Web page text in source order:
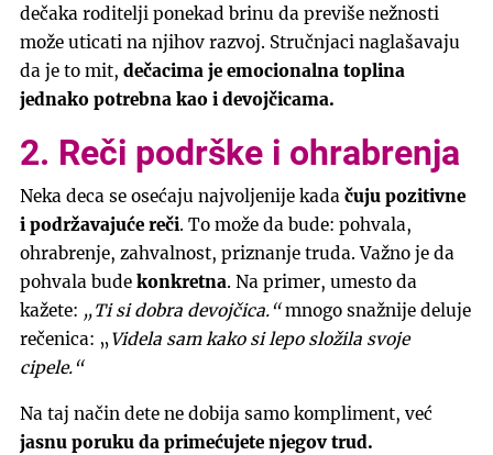
dečaka roditelji ponekad brinu da previše nežnosti
može uticati na njihov razvoj. Stručnjaci naglašavaju
da je to mit, dečacima je emocionalna toplina
jednako potrebna kao i devojčicama.
2. Reči podrške i ohrabrenja
Neka deca se osećaju najvoljenije kada čuju pozitivne
i podržavajuće reči. To može da bude: pohvala,
ohrabrenje, zahvalnost, priznanje truda. Važno je da
pohvala bude konkretna. Na primer, umesto da
kažete: „Ti si dobra devojčica.“mnogo snažnije deluje
rečenica: „Videla sam kako si lepo složila svoje
cipele.“
Na taj način dete ne dobija samo kompliment, već
jasnu poruku da primećujete njegov trud.